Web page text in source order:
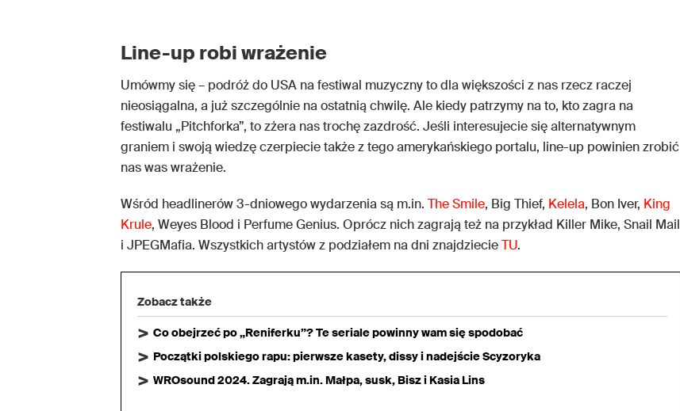
Line-up robi wrażenie
Umówmy się – podróż do USA na festiwal muzyczny to dla większości z nas rzecz raczej
nieosiągalna, a już szczególnie na ostatnią chwilę. Ale kiedy patrzymy na to, kto zagra na
festiwalu „Pitchforka”, to zżera nas trochę zazdrość. Jeśli interesujecie się alternatywnym
graniem i swoją wiedzę czerpiecie także z tego amerykańskiego portalu, line-up powinien zrobić
nas was wrażenie.
Wśród headlinerów 3-dniowego wydarzenia są m.in. The Smile, Big Thief, Kelela, Bon Iver, King
Krule, Weyes Blood i Perfume Genius. Oprócz nich zagrają też na przykład Killer Mike, Snail Mail
i JPEGMafia. Wszystkich artystów z podziałem na dni znajdziecieTU.
Zobacz także
Co obejrzeć po „Reniferku”? Te seriale powinny wam się spodobać
Początki polskiego rapu: pierwsze kasety, dissy i nadejście Scyzoryka
WROsound 2024. Zagrają m.in. Małpa, susk, Bisz i Kasia Lins